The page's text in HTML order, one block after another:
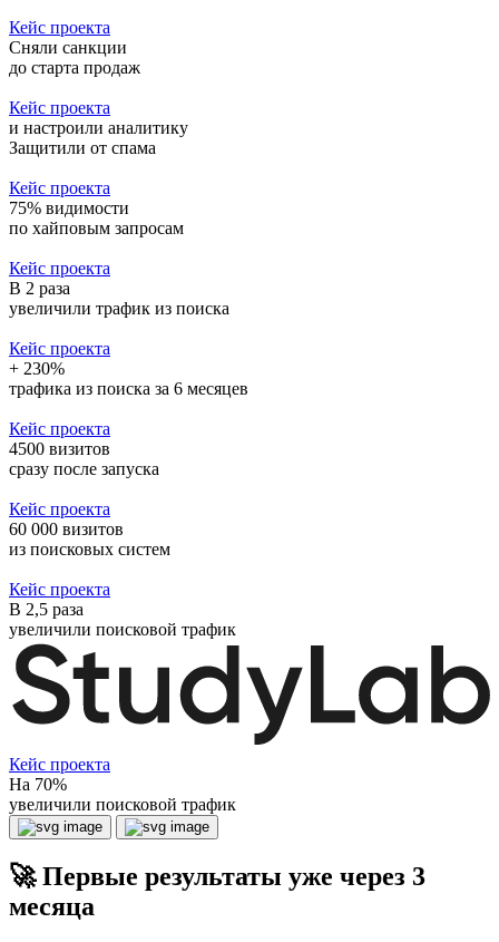
Кейс проекта
Сняли санкции
до старта продаж
Кейс проекта
и настроили аналитику
Защитили от спама
Кейс проекта
75% видимости
по хайповым запросам
Кейс проекта
В 2 раза
увеличили трафик из поиска
Кейс проекта
+ 230%
трафика из поиска за 6 месяцев
Кейс проекта
4500 визитов
сразу после запуска
Кейс проекта
60 000 визитов
из поисковых систем
Кейс проекта
В 2,5 раза
увеличили поисковой трафик
Кейс проекта
На 70%
увеличили поисковой трафик
🚀 Первые результаты уже через 3
месяца